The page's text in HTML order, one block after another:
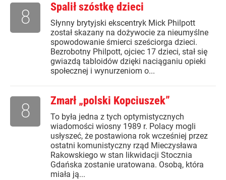
Spalił szóstkę dzieci
Słynny brytyjski ekscentryk Mick Philpott
został skazany na dożywocie za nieumyślne
spowodowanie śmierci sześciorga dzieci.
Bezrobotny Philpott, ojciec 17 dzieci, stał się
gwiazdą tabloidów dzięki naciąganiu opieki
społecznej i wynurzeniom o...
8
Zmarł „polski Kopciuszek”
To była jedna z tych optymistycznych
wiadomości wiosny 1989 r. Polacy mogli
usłyszeć, że postawiona rok wcześniej przez
ostatni komunistyczny rząd Mieczysława
Rakowskiego w stan likwidacji Stocznia
Gdańska zostanie uratowana. Osobą, która
miała ją...
8